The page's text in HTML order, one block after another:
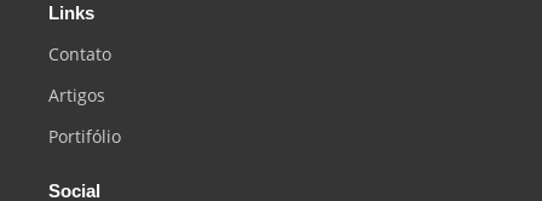
Links
Contato
Artigos
Portifólio
Social